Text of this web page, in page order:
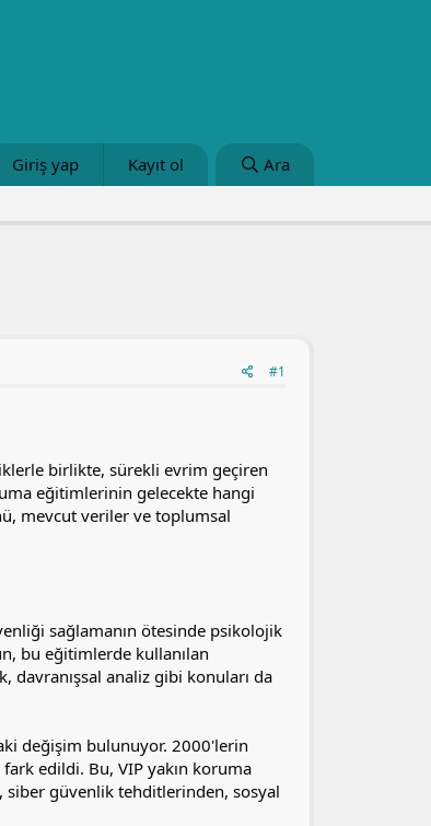
Giriş yap Kayıt ol Ara
#1
birlikte, sürekli evrim geçiren
eğitimlerinin gelecekte hangi
mevcut veriler ve toplumsal
sağlamanın ötesinde psikolojik
bu eğitimlerde kullanılan
analiz gibi konuları da
değişim bulunuyor. 2000'lerin
edildi. Bu, VIP yakın koruma
güvenlik tehditlerinden, sosyal